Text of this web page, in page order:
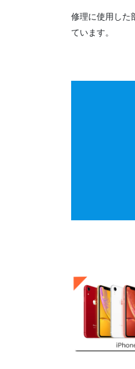
修理に使用した
ています。